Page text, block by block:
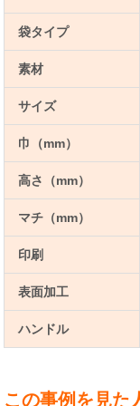
袋タイプ
素材
サイズ
巾（mm）
高さ（mm）
マチ（mm）
印刷
表面加工
ハンドル
この事例を見た